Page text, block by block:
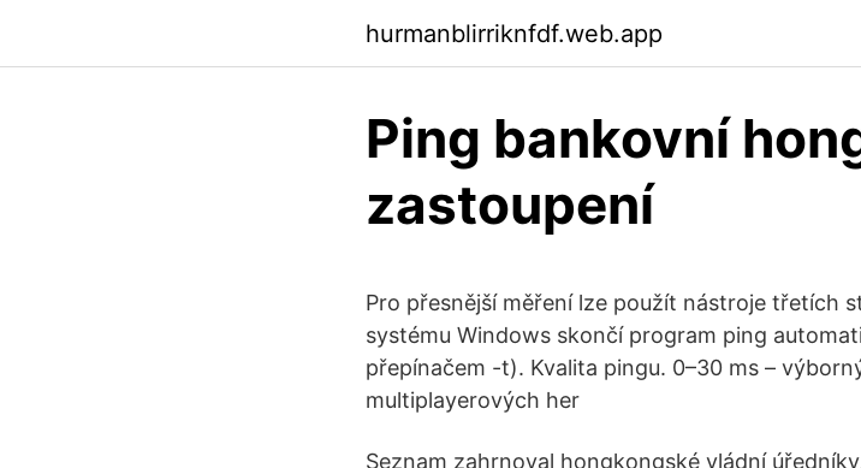
hurmanblirriknfdf.web.app
Ping bankovní
zastoupení
Pro přesnější měření lze použít nástroje třetích
systému Windows skončí program ping
přepínačem -t). Kvalita pingu. 0–30 ms –
multiplayerových her
Seznam zahrnoval hongkongské vládní